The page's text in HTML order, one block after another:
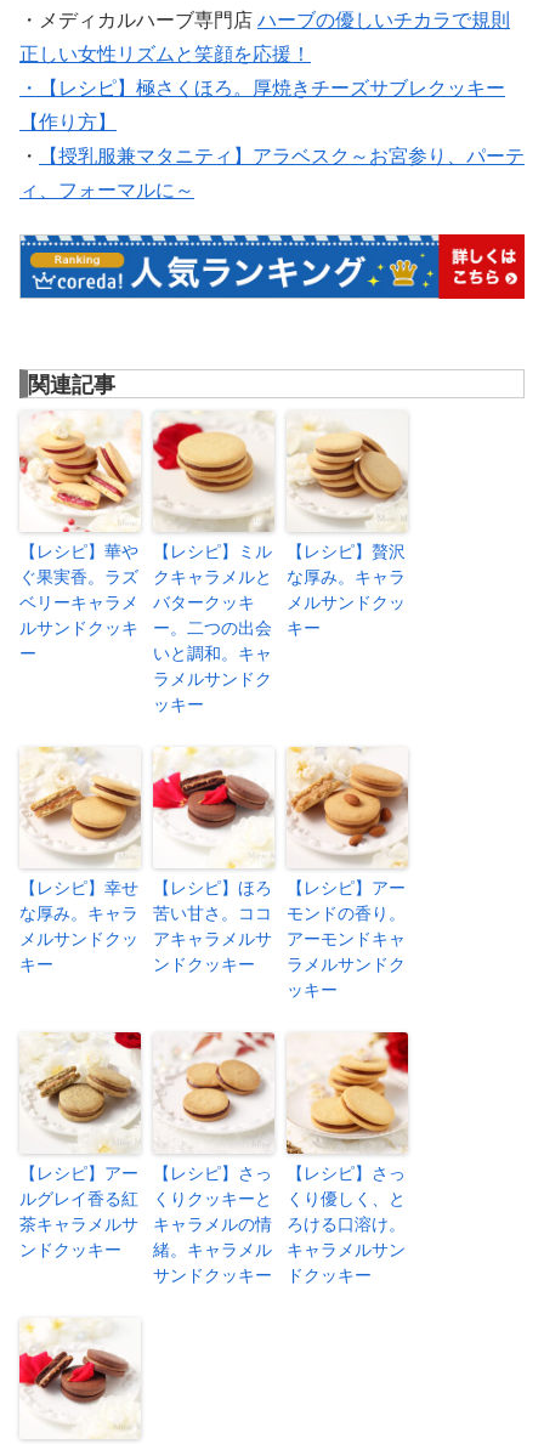
・メディカルハーブ専門店ハーブの優しいチカラで規則
正しい女性リズムと笑顔を応援！
・【レシピ】極さくほろ。厚焼きチーズサブレクッキー
【作り方】
・
【授乳服兼マタニティ】アラベスク～お宮参り、パーテ
ィ、フォーマルに～
関連記事
【レシピ】華や
ぐ果実香。ラズ
ベリーキャラメ
ルサンドクッキ
ー
【レシピ】ミル
クキャラメルと
バタークッキ
ー。二つの出会
いと調和。キャ
ラメルサンドク
ッキー
【レシピ】贅沢
な厚み。キャラ
メルサンドクッ
キー
【レシピ】幸せ
な厚み。キャラ
メルサンドクッ
キー
【レシピ】ほろ
苦い甘さ。ココ
アキャラメルサ
ンドクッキー
【レシピ】アー
モンドの香り。
アーモンドキャ
ラメルサンドク
ッキー
【レシピ】アー
ルグレイ香る紅
茶キャラメルサ
ンドクッキー
【レシピ】さっ
くりクッキーと
キャラメルの情
緒。キャラメル
サンドクッキー
【レシピ】さっ
くり優しく、と
ろける口溶け。
キャラメルサン
ドクッキー